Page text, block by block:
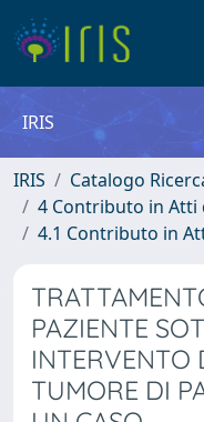
IRIS
IRIS
Catalogo
4 Contributo in Atti
4.1 Contributo in
PAZIENTE
INTERVENTO
TUMORE DI